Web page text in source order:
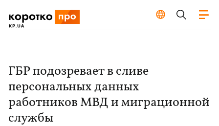
ГБР подозревает в сливе
персональных данных
работников МВД и миграционной
службы